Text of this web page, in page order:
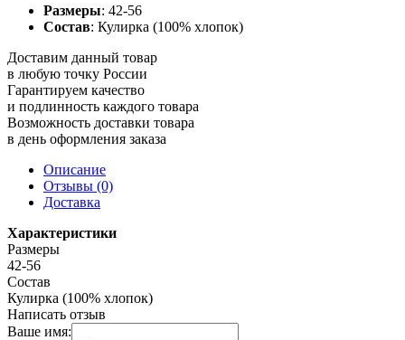
Размеры: 42-56
Состав: Кулирка (100% хлопок)
Доставим данный товар
в любую точку России
Гарантируем качество
и подлинность каждого товара
Возможность доставки товара
в день оформления заказа
Описание
Отзывы (0)
Доставка
Характеристики
Размеры
42-56
Состав
Кулирка (100% хлопок)
Написать отзыв
Ваше имя: